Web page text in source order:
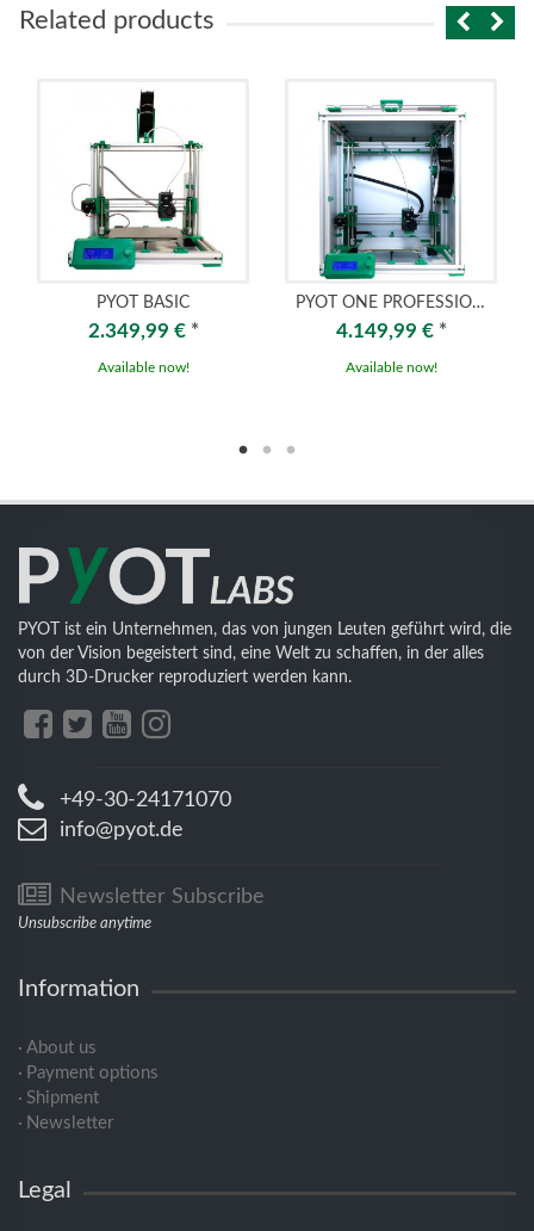
Related products
PYOT BASIC
2.349,99 € *
Available now!
PYOT ONE PROFESSIONAL - HEAVY DUTY
4.149,99 € *
Available now!
PYOT ist ein Unternehmen, das von jungen Leuten geführt wird, die
von der Vision begeistert sind, eine Welt zu schaffen, in der alles
durch 3D-Drucker reproduziert werden kann.
+49-30-24171070
info@pyot.de
Newsletter Subscribe
Unsubscribe anytime
Information
About us
Payment options
Shipment
Newsletter
Legal